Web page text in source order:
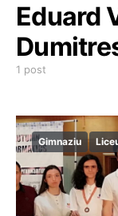
Eduard
1 post
Gimnaziu